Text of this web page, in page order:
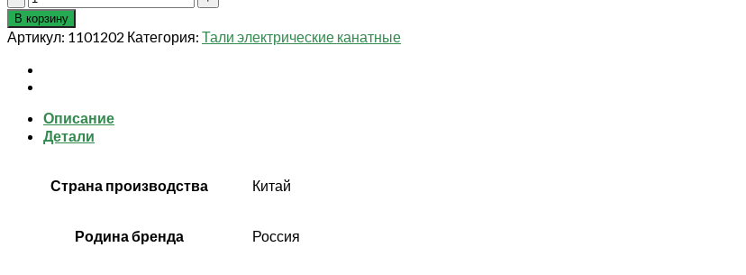
товара
С
ТЕЛЕЖКОЙ
таль
электрическая
PA
600/1200
В корзину
Артикул: 1101202 Категория: Тали электрические канатные
Описание
Детали
Страна производства Китай
Родина бренда Россия